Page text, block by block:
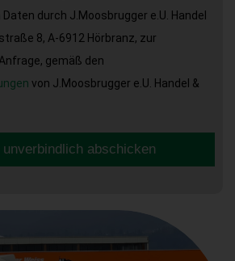
durch J.Moosbrugger e.U. Handel
8, A-6912 Hörbranz, zur
gemäß den
von J.Moosbrugger e.U. Handel &
unverbindlich abschicken